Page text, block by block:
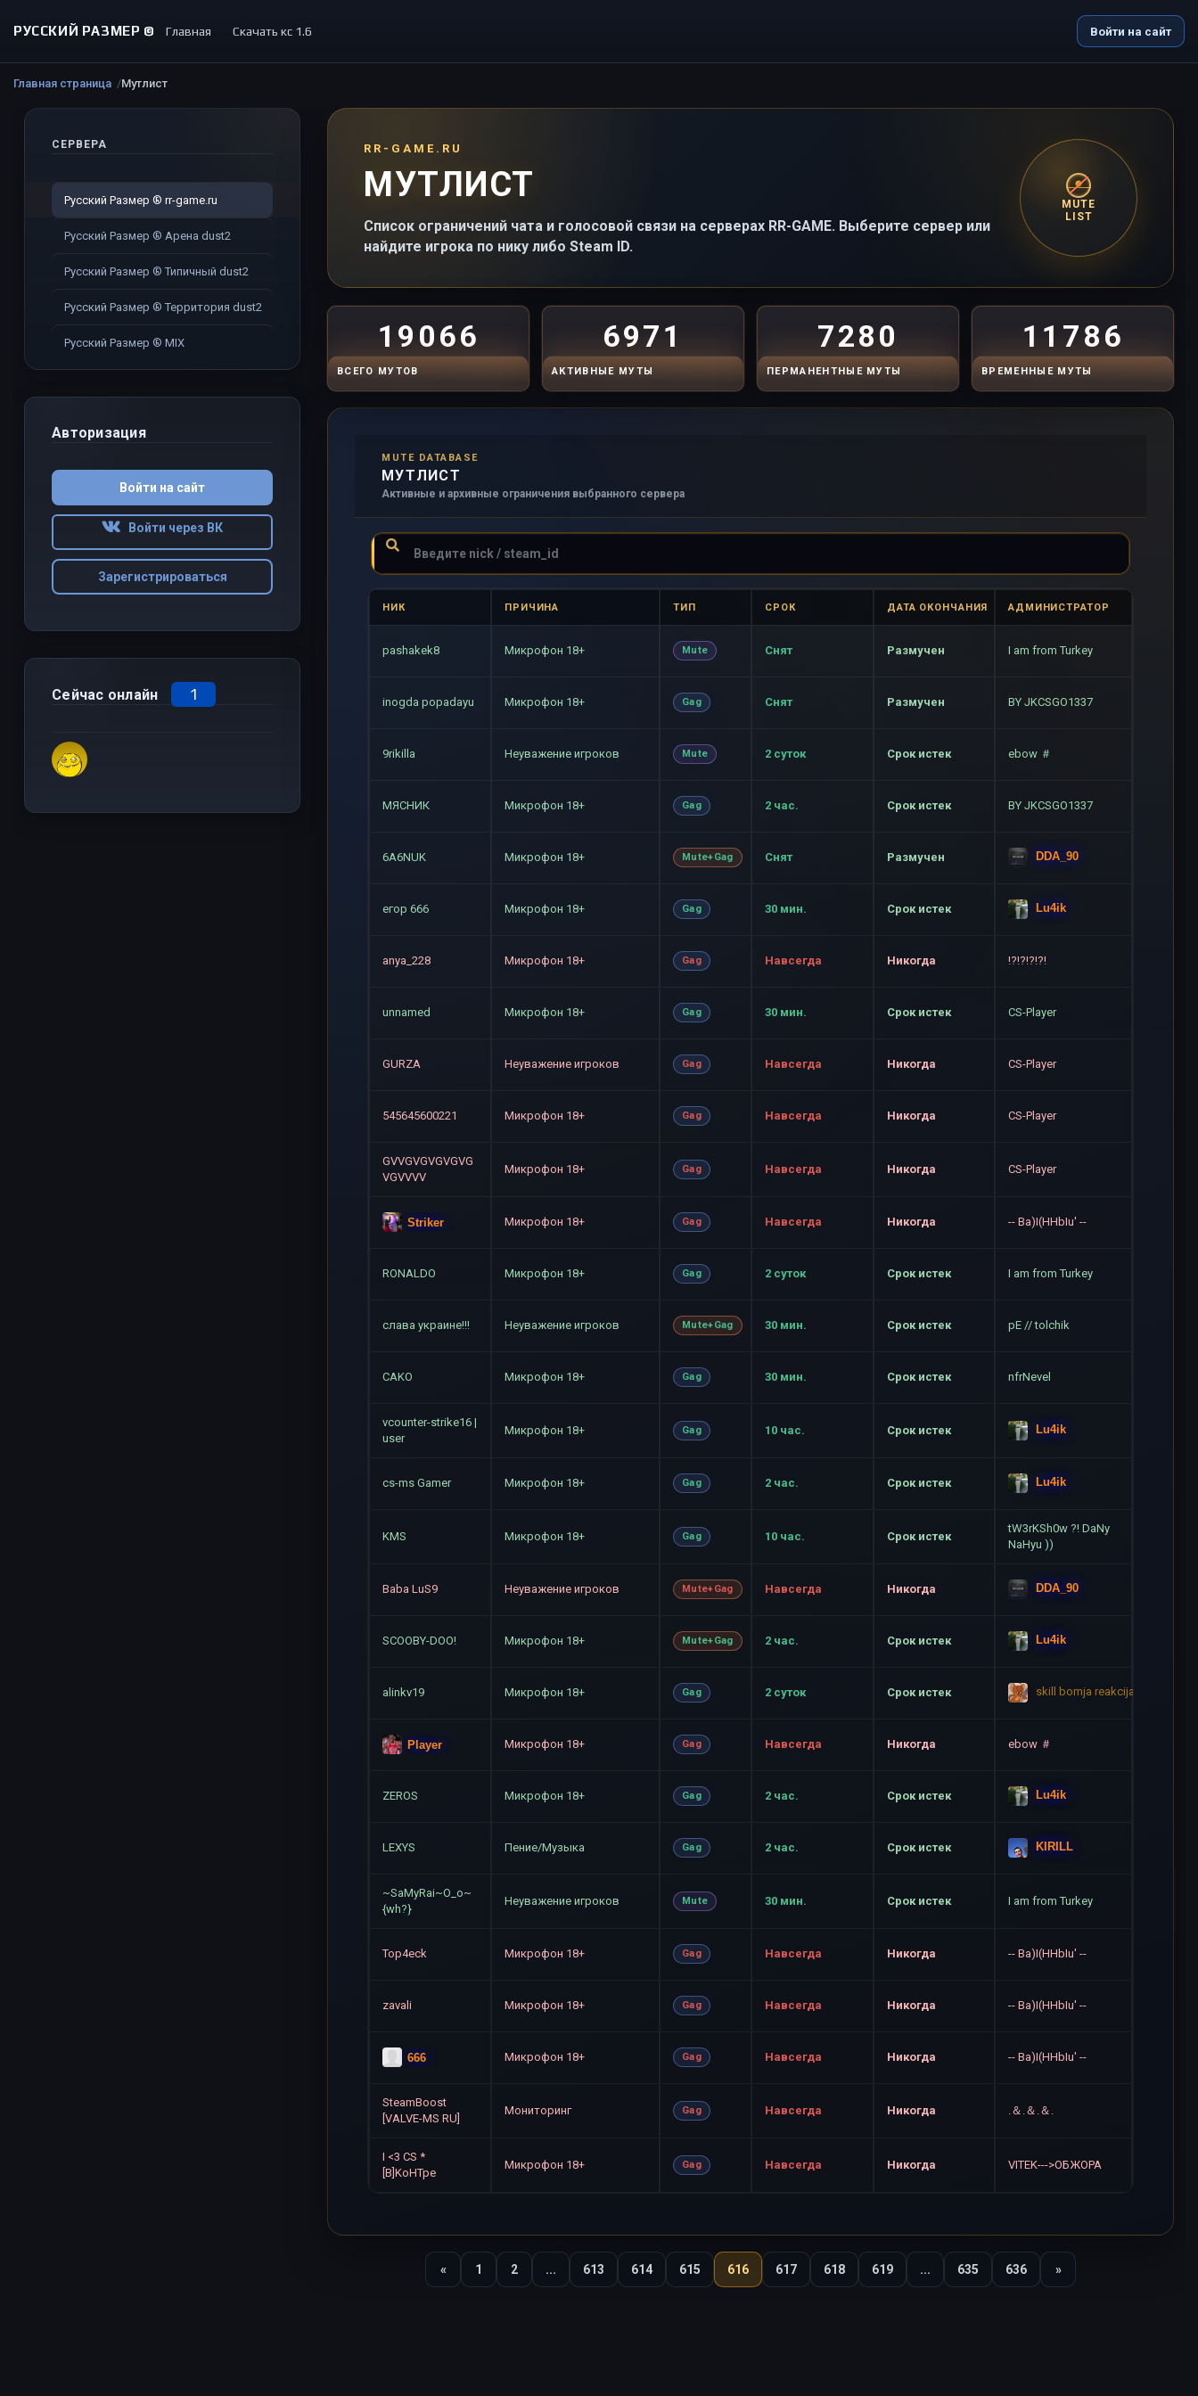
РУССКИЙ РАЗМЕР © Главная Скачать кс 1.6 Войти на сайт
Главная страница Мутлист
СЕРВЕРА
Русский Размер ® rr-game.ru
Русский Размер ® Арена dust2
Русский Размер ® Типичный dust2
Русский Размер ® Территория dust2
Русский Размер ® MIX
Авторизация
Войти на сайт
Войти через ВК
Зарегистрироваться
Сейчас онлайн 1
RR-GAME.RU
МУТЛИСТ
Список ограничений чата и голосовой связи на серверах RR-GAME. Выберите сервер или
найдите игрока по нику либо Steam ID.
MUTE
LIST
19066
ВСЕГО МУТОВ
6971
АКТИВНЫЕ МУТЫ
7280
ПЕРМАНЕНТНЫЕ МУТЫ
11786
ВРЕМЕННЫЕ МУТЫ
MUTE DATABASE
МУТЛИСТ
Активные и архивные ограничения выбранного сервера
НИК ПРИЧИНА ТИП СРОК ДАТА ОКОНЧАНИЯ АДМИНИСТРАТОР
pashakek8 Микрофон 18+ Mute Снят Размучен I am from Turkey
inogda popadayu Микрофон 18+ Gag Снят Размучен BY JKCSGO1337
9rikilla Неуважение игроков Mute 2 суток Срок истек ebow ＃
МЯСНИК Микрофон 18+ Gag 2 час. Срок истек BY JKCSGO1337
6A6NUK Микрофон 18+ Mute+Gag Снят Размучен DDA_90
егор 666 Микрофон 18+ Gag 30 мин. Срок истек Lu4ik
anya_228 Микрофон 18+ Gag Навсегда Никогда !?!?!?!?!
unnamed Микрофон 18+ Gag 30 мин. Срок истек CS-Player
GURZA Неуважение игроков Gag Навсегда Никогда CS-Player
545645600221 Микрофон 18+ Gag Навсегда Никогда CS-Player
GVVGVGVGVGVG
VGVVVV
Микрофон 18+ Gag Навсегда Никогда CS-Player
Striker Микрофон 18+ Gag Навсегда Никогда -- Ba)I(HHbIu' --
RONALDO Микрофон 18+ Gag 2 суток Срок истек I am from Turkey
слава украине!!! Неуважение игроков Mute+Gag 30 мин. Срок истек pE // tolchik
CAKO Микрофон 18+ Gag 30 мин. Срок истек nfrNevel
vcounter-strike16 |
user
Микрофон 18+ Gag 10 час. Срок истек Lu4ik
cs-ms Gamer Микрофон 18+ Gag 2 час. Срок истек Lu4ik
KMS Микрофон 18+ Gag 10 час. Срок истек
tW3rKSh0w ?! DaNy
NaHyu ))
Baba LuS9 Неуважение игроков Mute+Gag Навсегда Никогда DDA_90
SCOOBY-DOO! Микрофон 18+ Mute+Gag 2 час. Срок истек Lu4ik
alinkv19 Микрофон 18+ Gag 2 суток Срок истек skill bomja reakcija mangusta
Player Микрофон 18+ Gag Навсегда Никогда ebow ＃
ZEROS Микрофон 18+ Gag 2 час. Срок истек Lu4ik
LEXYS Пение/Музыка Gag 2 час. Срок истек KIRILL
~SaMyRai~O_o~
{wh?}
Неуважение игроков Mute 30 мин. Срок истек I am from Turkey
Top4eck Микрофон 18+ Gag Навсегда Никогда -- Ba)I(HHbIu' --
zavali Микрофон 18+ Gag Навсегда Никогда -- Ba)I(HHbIu' --
666 Микрофон 18+ Gag Навсегда Никогда -- Ba)I(HHbIu' --
SteamBoost
[VALVE-MS RU]
Мониторинг Gag Навсегда Никогда .＆.＆.＆.
I <3 CS *
[B]KoHTpe
Микрофон 18+ Gag Навсегда Никогда VITEK--->ОБЖОРА
«
Назад
1 2 ... 613 614 615 616 617 618 619 ... 635 636 »
Вперед